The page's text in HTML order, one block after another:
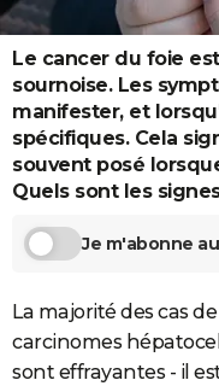
Destinations
City break
Voyage nature
Voyage de noces
Forum
Climat
+
PHOTO
GUIDES D'ACHAT
BONS PLANS
CARTE DE VOEUX
DICTIONNAIRE
COPAINS D'AVANT
S'inscrire
Se connecter
Lycées
Collèges
Primaires
Universités
Entreprises
Service militaire
Avis de recherche
AVIS DE DÉCÈS
Le cancer du foie
sournoise. Les
manifester, et
spécifiques. Cela
souvent posé
Quels sont les
Je m'abonne
La majorité des cas
carcinomes
sont effrayantes - il